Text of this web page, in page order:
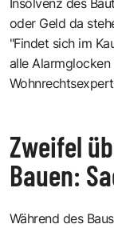
oder Geld da
"Findet sich im
alle
Zweifel
Bauen:
Während des